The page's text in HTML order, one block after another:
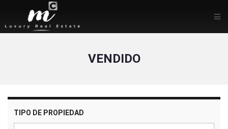
VENDIDO
TIPO DE PROPIEDAD